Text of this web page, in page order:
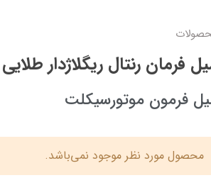
فرمان رنتال ریگلاژدار طلایی
فرمون موتورسیکلت
محصول مورد نظر موجود نمی‌باشد.